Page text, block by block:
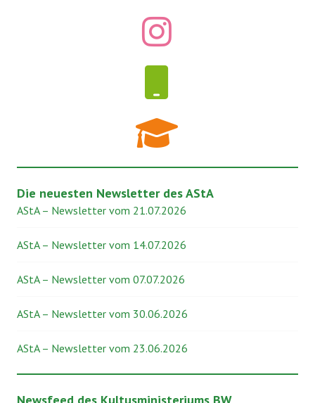
Die neuesten Newsletter des AStA
AStA – Newsletter vom 21.07.2026
AStA – Newsletter vom 14.07.2026
AStA – Newsletter vom 07.07.2026
AStA – Newsletter vom 30.06.2026
AStA – Newsletter vom 23.06.2026